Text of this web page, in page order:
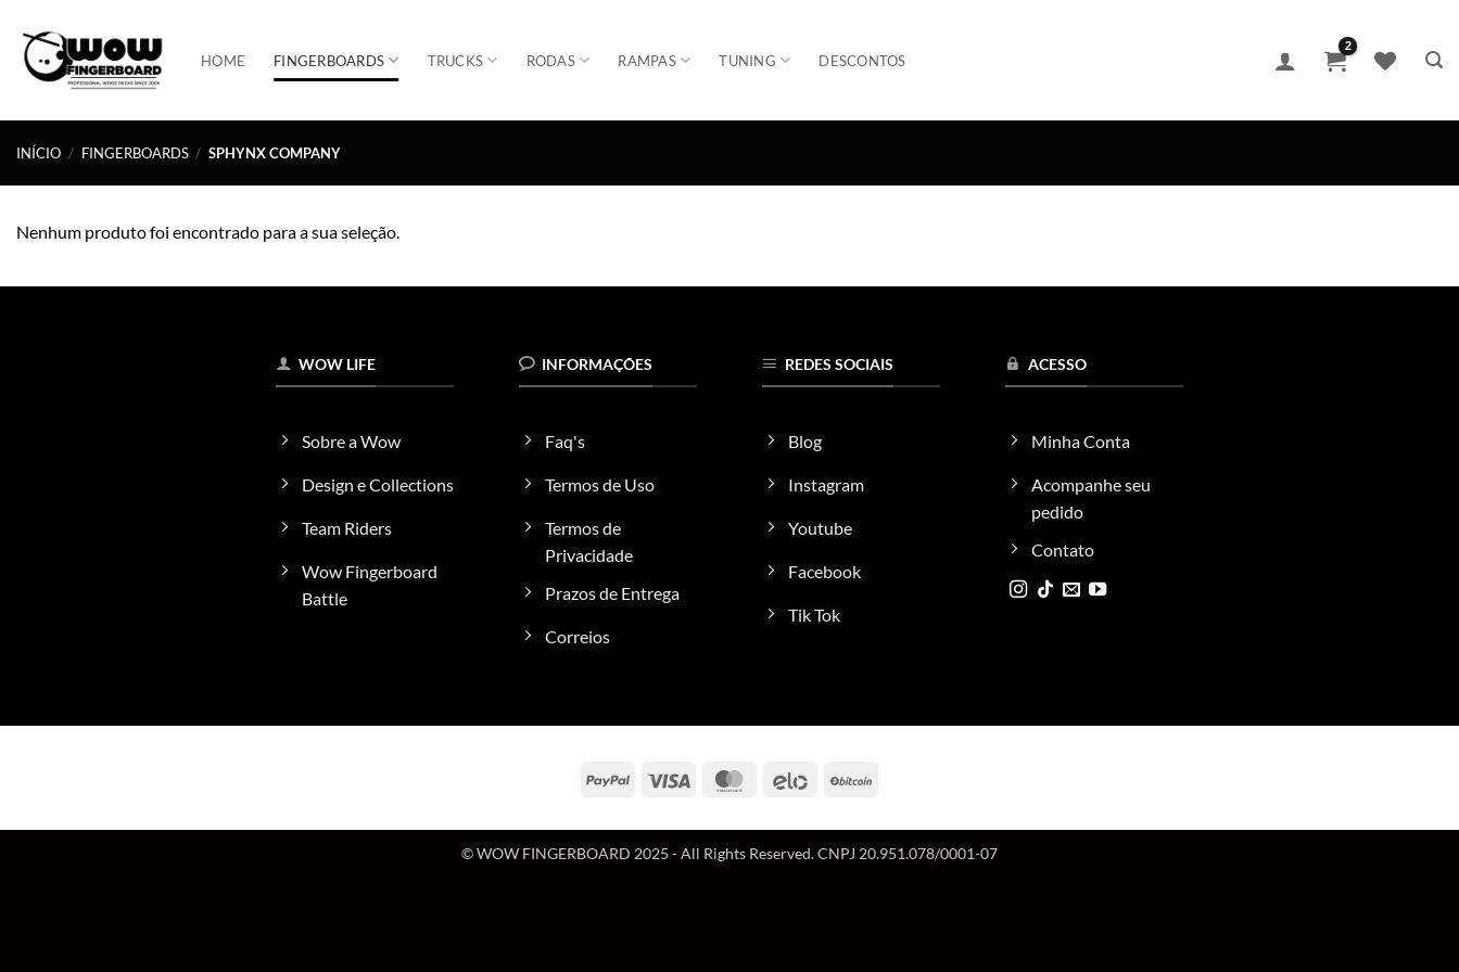
content
HOME FINGERBOARDS TRUCKS RODAS RAMPAS TUNING DESCONTOS
INÍCIO / FINGERBOARDS / SPHYNX COMPANY
Nenhum produto foi encontrado para a sua seleção.
WOW LIFE
Sobre a Wow
Design e Collections
Team Riders
Wow Fingerboard
Battle
INFORMAÇÕES
Faq's
Termos de Uso
Termos de
Privacidade
Prazos de Entrega
Correios
REDES SOCIAIS
Blog
Instagram
Youtube
Facebook
Tik Tok
ACESSO
Minha Conta
Acompanhe seu
pedido
Contato
PayPal Visa MasterCard
Elo
© WOW FINGERBOARD 2025 - All Rights Reserved. CNPJ 20.951.078/0001-07